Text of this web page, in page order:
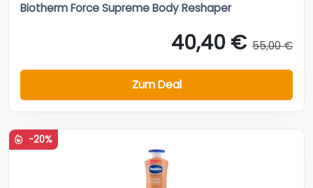
Biotherm Force Supreme Body Reshaper
40,40 € 55,00 €
Zum Deal
-20%